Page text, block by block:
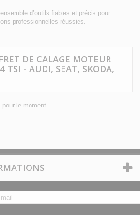
d’outils fiables et précis pour
professionnelles réussies.
DE CALAGE MOTEUR
TSI - AUDI, SEAT, SKODA,
le moment.